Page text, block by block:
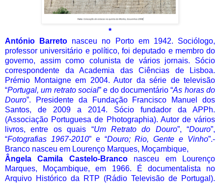
*
António Barreto nasceu no Porto em 1942. Sociólogo,
professor universitário e político, foi deputado e membro do
governo, assim como colunista de vários jornais. Sócio
correspondente da Academia das Ciências de Lisboa.
Prémio Montaigne em 2004. Autor da série de televisão
“Portugal, um retrato social” e do documentário “As horas do
Douro”. Presidente da Fundação Francisco Manuel dos
Santos, de 2009 a 2014. Sócio fundador da APPh.
(Associação Portuguesa de Photographia). Autor de vários
livros, entre os quais “Um Retrato do Douro”, “Douro”,
“Fotografias 1967-2010” e “Douro; Rio, Gente e Vinho”.-
Branco nasceu em Lourenço Marques, Moçambique,
Ângela Camila Castelo-Branconasceu em Lourenço
Marques, Moçambique, em 1966. É documentalista no
Arquivo Histórico da RTP (Rádio Televisão de Portugal).